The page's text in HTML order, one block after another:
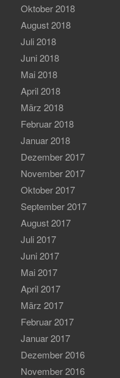
Oktober 2018
August 2018
Juli 2018
Juni 2018
Mai 2018
April 2018
März 2018
Februar 2018
Januar 2018
Dezember 2017
November 2017
Oktober 2017
September 2017
August 2017
Juli 2017
Juni 2017
Mai 2017
April 2017
März 2017
Februar 2017
Januar 2017
Dezember 2016
November 2016